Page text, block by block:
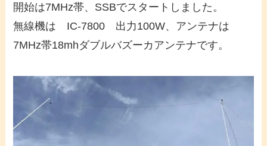
開始は7MHz帯、SSBでスタートしました。
無線機は IC-7800 出力100W、アンテナは
7MHz帯18mhダブルバズーカアンテナです。